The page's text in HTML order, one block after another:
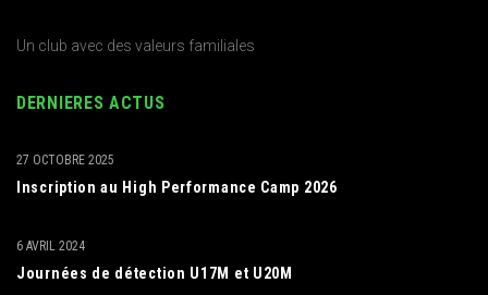
Un club avec des valeurs familiales
DERNIERES ACTUS
Inscription au High Performance Camp 2026
27 OCTOBRE 2025
Journées de détection U17M et U20M
6 AVRIL 2024